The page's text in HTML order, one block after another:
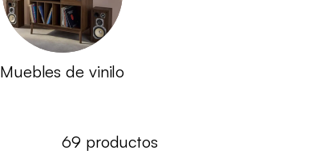
Muebles de vinilo
69 productos